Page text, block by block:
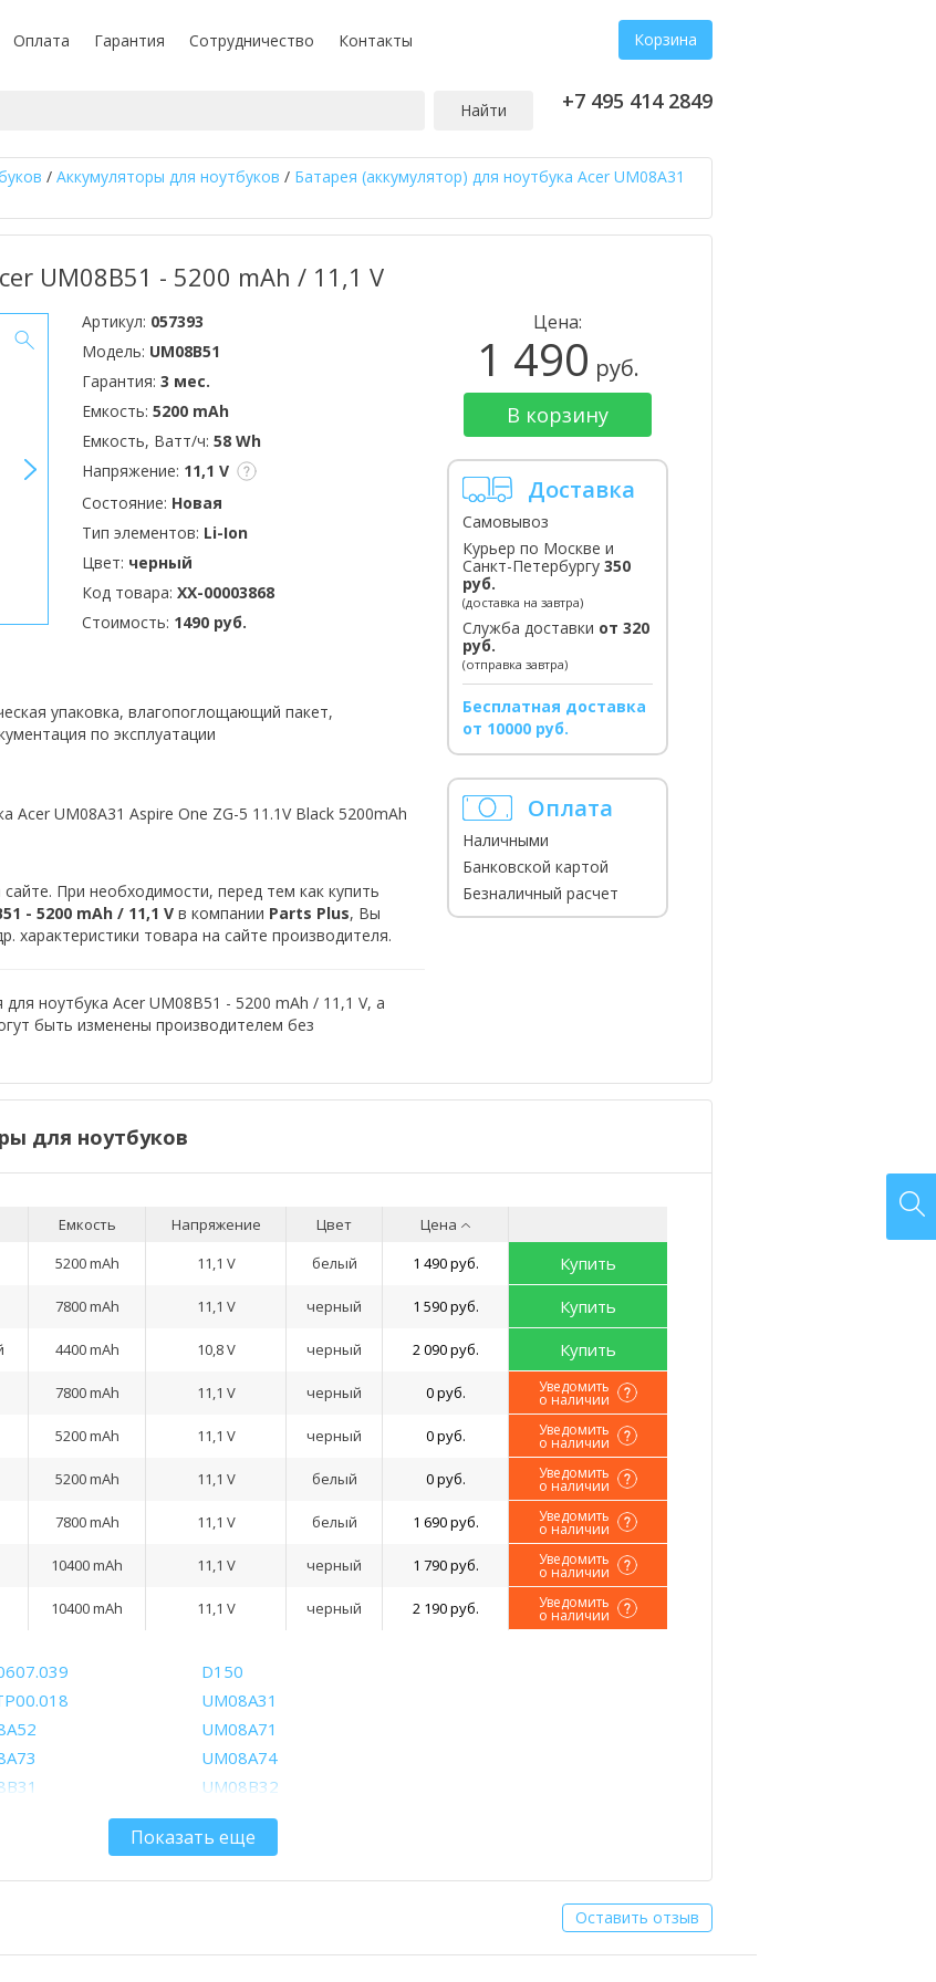
Оплата Гарантия Сотрудничество Контакты Корзина
Найти +7 495 414 2849
/ Аккумуляторы для ноутбуков / Батарея (аккумулятор) для ноутбука Acer UM08A31
UM08B51 - 5200 mAh / 11,1 V
Артикул: 057393
Модель: UM08B51
Гарантия: 3 мес.
Емкость: 5200 mAh
Емкость, Ватт/ч: 58 Wh
Напряжение: 11,1 V
Состояние: Новая
Тип элементов: Li-Ion
Цвет: черный
Код товара: XX-00003868
Стоимость: 1490 руб.
упаковка, влагопоглощающий пакет,
по эксплуатации
Acer UM08A31 Aspire One ZG-5 11.1V Black 5200mAh
При необходимости, перед тем как купить
- 5200 mAh / 11,1 V в компании Parts Plus, Вы
характеристики товара на сайте производителя.
для ноутбука Acer UM08B51 - 5200 mAh / 11,1 V, а
быть изменены производителем без
Цена:
1 490 руб.
В корзину
Доставка
Самовывоз
Курьер по Москве и
Санкт-Петербургу 350
руб.
(доставка на завтра)
Служба доставки от 320
руб.
(отправка завтра)
Бесплатная доставка
от 10000 руб.
Оплата
Наличными
Банковской картой
Безналичный расчет
для ноутбуков
Емкость Напряжение Цвет
Цена
5200 mAh 11,1 V белый 1 490 руб. Купить
7800 mAh 11,1 V черный 1 590 руб. Купить
4400 mAh 10,8 V черный 2 090 руб. Купить
7800 mAh 11,1 V черный 0 руб. Уведомить
о наличии
5200 mAh 11,1 V черный 0 руб. Уведомить
о наличии
5200 mAh 11,1 V белый 0 руб. Уведомить
о наличии
7800 mAh 11,1 V белый 1 690 руб. Уведомить
о наличии
10400 mAh 11,1 V черный 1 790 руб. Уведомить
о наличии
10400 mAh 11,1 V черный 2 190 руб. Уведомить
о наличии
D150
UM08A31
UM08A71
UM08A74
UM08B32
UM08B71
UM08B74
Показать еще
Оставить отзыв